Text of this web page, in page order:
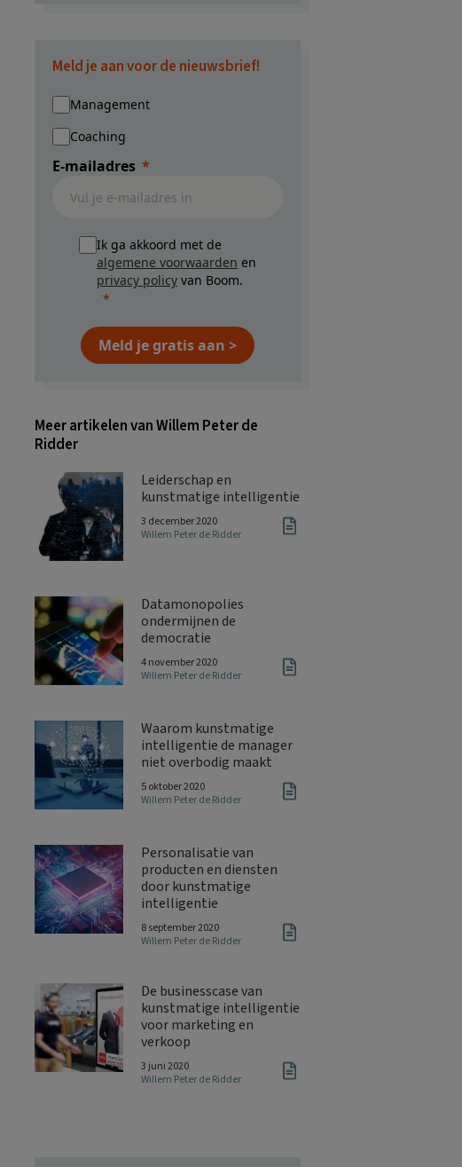
Meld je aan voor de nieuwsbrief!
Management
Coaching
E-mailadres
Ik ga akkoord met de
algemene voorwaarden en
privacy policy van Boom.
Meld je gratis aan >
Meer artikelen van Willem Peter de
Ridder
Leiderschap en
kunstmatige intelligentie
3 december 2020
Willem Peter de Ridder
Datamonopolies
ondermijnen de
democratie
4 november 2020
Willem Peter de Ridder
Waarom kunstmatige
intelligentie de manager
niet overbodig maakt
5 oktober 2020
Willem Peter de Ridder
Personalisatie van
producten en diensten
door kunstmatige
intelligentie
8 september 2020
Willem Peter de Ridder
De businesscase van
kunstmatige intelligentie
voor marketing en
verkoop
3 juni 2020
Willem Peter de Ridder